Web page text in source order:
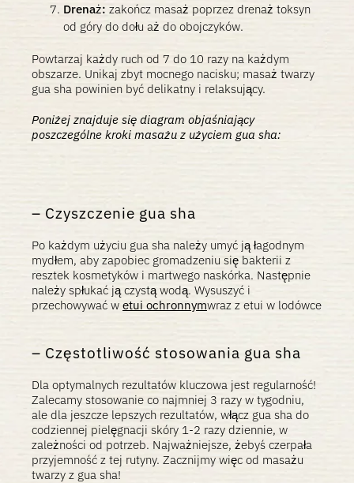
Drenaż: zakończ masaż poprzez drenaż toksyn
od góry do dołu aż do obojczyków.
Powtarzaj każdy ruch od 7 do 10 razy na każdym
obszarze. Unikaj zbyt mocnego nacisku; masaż twarzy
gua sha powinien być delikatny i relaksujący.
Poniżej znajduje się diagram objaśniający
poszczególne kroki masażu z użyciem gua sha:
Czyszczenie gua sha
Po każdym użyciu gua sha należy umyć ją łagodnym
mydłem, aby zapobiec gromadzeniu się bakterii z
resztek kosmetyków i martwego naskórka. Następnie
należy spłukać ją czystą wodą. Wysuszyć i
przechowywać w etui ochronnymwraz z etui w lodówce
Częstotliwość stosowania gua sha
Dla optymalnych rezultatów kluczowa jest regularność!
Zalecamy stosowanie co najmniej 3 razy w tygodniu,
ale dla jeszcze lepszych rezultatów, włącz gua sha do
codziennej pielęgnacji skóry 1-2 razy dziennie, w
zależności od potrzeb. Najważniejsze, żebyś czerpała
przyjemność z tej rutyny. Zacznijmy więc od masażu
twarzy z gua sha!